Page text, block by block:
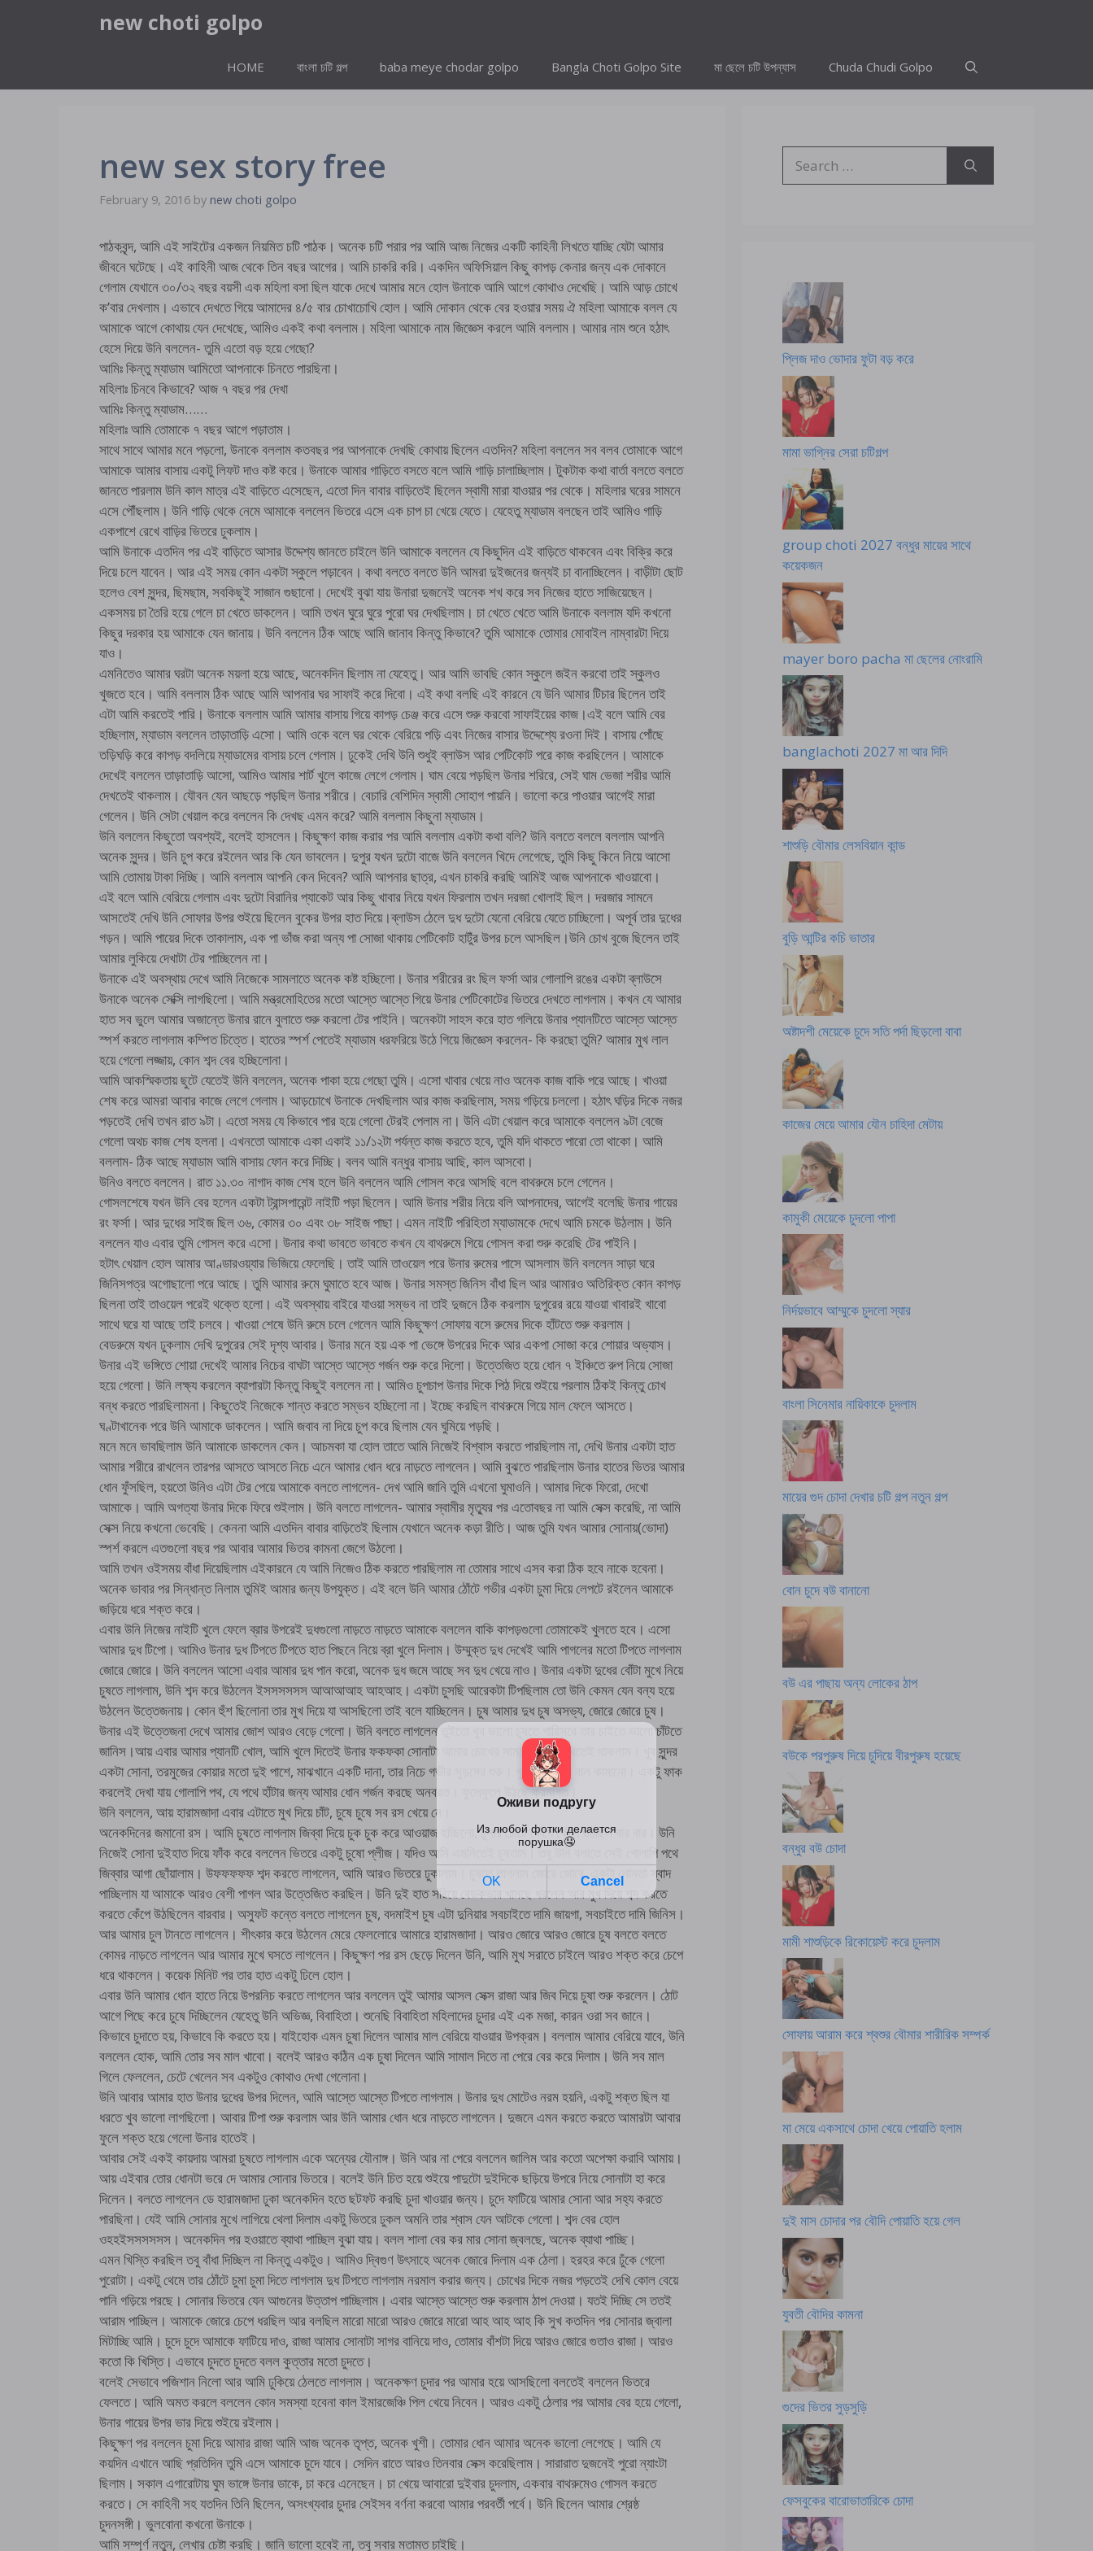
new choti golpo
HOME বাংলা চটি গল্প baba meye chodar golpo Bangla Choti Golpo Site মা ছেলে চটি উপন্যাস Chuda Chudi Golpo
new sex story free
February 9, 2016 by new choti golpo
পাঠকবৃন্দ, আমি এই সাইটের একজন নিয়মিত চটি পাঠক। অনেক চটি পরার পর আমি আজ নিজের একটি কাহিনী লিখতে যাচ্ছি যেটা আমার
জীবনে ঘটেছে। এই কাহিনী আজ থেকে তিন বছর আগের। আমি চাকরি করি। একদিন অফিসিয়াল কিছু কাপড় কেনার জন্য এক দোকানে
গেলাম যেখানে ৩০/৩২ বছর বয়সী এক মহিলা বসা ছিল যাকে দেখে আমার মনে হোল উনাকে আমি আগে কোথাও দেখেছি। আমি আড় চোখে
ক’বার দেখলাম। এভাবে দেখতে গিয়ে আমাদের ৪/৫ বার চোখাচোখি হোল। আমি দোকান থেকে বের হওয়ার সময় ঐ মহিলা আমাকে বলল যে
আমাকে আগে কোথায় যেন দেখেছে, আমিও একই কথা বললাম। মহিলা আমাকে নাম জিজ্ঞেস করলে আমি বললাম। আমার নাম শুনে হঠাৎ
হেসে দিয়ে উনি বললেন- তুমি এতো বড় হয়ে গেছো?
আমিঃ কিন্তু ম্যাডাম আমিতো আপনাকে চিনতে পারছিনা।
মহিলাঃ চিনবে কিভাবে? আজ ৭ বছর পর দেখা
আমিঃ কিন্তু ম্যাডাম……
মহিলাঃ আমি তোমাকে ৭ বছর আগে পড়াতাম।
সাথে সাথে আমার মনে পড়লো, উনাকে বললাম কতবছর পর আপনাকে দেখছি কোথায় ছিলেন এতদিন? মহিলা বললেন সব বলব তোমাকে আগে
আমাকে আমার বাসায় একটু লিফট দাও কষ্ট করে। উনাকে আমার গাড়িতে বসতে বলে আমি গাড়ি চালাচ্ছিলাম। টুকটাক কথা বার্তা বলতে বলতে
জানতে পারলাম উনি কাল মাত্র এই বাড়িতে এসেছেন, এতো দিন বাবার বাড়িতেই ছিলেন স্বামী মারা যাওয়ার পর থেকে। মহিলার ঘরের সামনে
এসে পৌঁছলাম। উনি গাড়ি থেকে নেমে আমাকে বললেন ভিতরে এসে এক চাপ চা খেয়ে যেতে। যেহেতু ম্যাডাম বলছেন তাই আমিও গাড়ি
একপাশে রেখে বাড়ির ভিতরে ঢুকলাম।
আমি উনাকে এতদিন পর এই বাড়িতে আসার উদ্দেশ্য জানতে চাইলে উনি আমাকে বললেন যে কিছুদিন এই বাড়িতে থাকবেন এবং বিক্রি করে
দিয়ে চলে যাবেন। আর এই সময় কোন একটা স্কুলে পড়াবেন। কথা বলতে বলতে উনি আমরা দুইজনের জন্যই চা বানাচ্ছিলেন। বাড়ীটা ছোট
হলেও বেশ সুন্দর, ছিমছাম, সবকিছুই সাজান গুছানো। দেখেই বুঝা যায় উনারা দুজনেই অনেক শখ করে সব নিজের হাতে সাজিয়েছেন।
একসময় চা তৈরি হয়ে গেলে চা খেতে ডাকলেন। আমি তখন ঘুরে ঘুরে পুরো ঘর দেখছিলাম। চা খেতে খেতে আমি উনাকে বললাম যদি কখনো
কিছুর দরকার হয় আমাকে যেন জানায়। উনি বললেন ঠিক আছে আমি জানাব কিন্তু কিভাবে? তুমি আমাকে তোমার মোবাইল নাম্বারটা দিয়ে
যাও।
এমনিতেও আমার ঘরটা অনেক ময়লা হয়ে আছে, অনেকদিন ছিলাম না যেহেতু। আর আমি ভাবছি কোন স্কুলে জইন করবো তাই স্কুলও
খুজতে হবে। আমি বললাম ঠিক আছে আমি আপনার ঘর সাফাই করে দিবো। এই কথা বলছি এই কারনে যে উনি আমার টিচার ছিলেন তাই
এটা আমি করতেই পারি। উনাকে বললাম আমি আমার বাসায় গিয়ে কাপড় চেঞ্জ করে এসে শুরু করবো সাফাইয়ের কাজ।এই বলে আমি বের
হচ্ছিলাম, ম্যাডাম বললেন তাড়াতাড়ি এসো। আমি ওকে বলে ঘর থেকে বেরিয়ে পড়ি এবং নিজের বাসার উদ্দেশ্যে রওনা দিই। বাসায় পোঁছে
তড়িঘড়ি করে কাপড় বদলিয়ে ম্যাডামের বাসায় চলে গেলাম। ঢুকেই দেখি উনি শুধুই ব্লাউস আর পেটিকোট পরে কাজ করছিলেন। আমাকে
দেখেই বললেন তাড়াতাড়ি আসো, আমিও আমার শার্ট খুলে কাজে লেগে গেলাম। ঘাম বেয়ে পড়ছিল উনার শরিরে, সেই ঘাম ভেজা শরীর আমি
দেখতেই থাকলাম। যৌবন যেন আছড়ে পড়ছিল উনার শরীরে। বেচারি বেশিদিন স্বামী সোহাগ পায়নি। ভালো করে পাওয়ার আগেই মারা
গেলেন। উনি সেটা খেয়াল করে বললেন কি দেখছ এমন করে? আমি বললাম কিছুনা ম্যাডাম।
উনি বললেন কিছুতো অবশ্যই, বলেই হাসলেন। কিছুক্ষণ কাজ করার পর আমি বললাম একটা কথা বলি? উনি বলতে বললে বললাম আপনি
অনেক সুন্দর। উনি চুপ করে রইলেন আর কি যেন ভাবলেন। দুপুর যখন দুটো বাজে উনি বললেন খিদে লেগেছে, তুমি কিছু কিনে নিয়ে আসো
আমি তোমায় টাকা দিচ্ছি। আমি বললাম আপনি কেন দিবেন? আমি আপনার ছাত্র, এখন চাকরি করছি আমিই আজ আপনাকে খাওয়াবো।
এই বলে আমি বেরিয়ে গেলাম এবং দুটো বিরানির প্যাকেট আর কিছু খাবার নিয়ে যখন ফিরলাম তখন দরজা খোলাই ছিল। দরজার সামনে
আসতেই দেখি উনি সোফার উপর শুইয়ে ছিলেন বুকের উপর হাত দিয়ে।ব্লাউস ঠেলে দুধ দুটো যেনো বেরিয়ে যেতে চাচ্ছিলো। অপূর্ব তার দুধের
গড়ন। আমি পায়ের দিকে তাকালাম, এক পা ভাঁজ করা অন্য পা সোজা থাকায় পেটিকোট হাটুঁর উপর চলে আসছিল।উনি চোখ বুজে ছিলেন তাই
আমার লুকিয়ে দেখাটা টের পাচ্ছিলেন না।
উনাকে এই অবস্থায় দেখে আমি নিজেকে সামলাতে অনেক কষ্ট হচ্ছিলো। উনার শরীরের রং ছিল ফর্সা আর গোলাপি রঙের একটা ব্লাউসে
উনাকে অনেক সেক্সি লাগছিলো। আমি মন্ত্রমোহিতের মতো আস্তে আস্তে গিয়ে উনার পেটিকোটের ভিতরে দেখতে লাগলাম। কখন যে আমার
হাত সব ভুলে আমার অজান্তে উনার রানে বুলাতে শুরু করলো টের পাইনি। অনেকটা সাহস করে হাত গলিয়ে উনার প্যানটিতে আস্তে আস্তে
স্পর্শ করতে লাগলাম কম্পিত চিত্তে। হাতের স্পর্শ পেতেই ম্যাডাম ধরফরিয়ে উঠে গিয়ে জিজ্ঞেস করলেন- কি করছো তুমি? আমার মুখ লাল
হয়ে গেলো লজ্জায়, কোন শব্দ বের হচ্ছিলোনা।
আমি আকস্মিকতায় ছুটে যেতেই উনি বললেন, অনেক পাকা হয়ে গেছো তুমি। এসো খাবার খেয়ে নাও অনেক কাজ বাকি পরে আছে। খাওয়া
শেষ করে আমরা আবার কাজে লেগে গেলাম। আড়চোখে উনাকে দেখছিলাম আর কাজ করছিলাম, সময় গড়িয়ে চললো। হঠাৎ ঘড়ির দিকে নজর
পড়তেই দেখি তখন রাত ৯টা। এতো সময় যে কিভাবে পার হয়ে গেলো টেরই পেলাম না। উনি এটা খেয়াল করে আমাকে বললেন ৯টা বেজে
গেলো অথচ কাজ শেষ হলনা। এখনতো আমাকে একা একাই ১১/১২টা পর্যন্ত কাজ করতে হবে, তুমি যদি থাকতে পারো তো থাকো। আমি
বললাম- ঠিক আছে ম্যাডাম আমি বাসায় ফোন করে দিচ্ছি। বলব আমি বন্ধুর বাসায় আছি, কাল আসবো।
উনিও বলতে বললেন। রাত ১১.৩০ নাগাদ কাজ শেষ হলে উনি বললেন আমি গোসল করে আসছি বলে বাথরুমে চলে গেলেন।
গোসলশেষে যখন উনি বের হলেন একটা ট্রান্সপারেন্ট নাইটি পড়া ছিলেন। আমি উনার শরীর নিয়ে বলি আপনাদের, আগেই বলেছি উনার গায়ের
রং ফর্সা। আর দুধের সাইজ ছিল ৩৬, কোমর ৩০ এবং ৩৮ সাইজ পাছা। এমন নাইটি পরিহিতা ম্যাডামকে দেখে আমি চমকে উঠলাম। উনি
বললেন যাও এবার তুমি গোসল করে এসো। উনার কথা ভাবতে ভাবতে কখন যে বাথরুমে গিয়ে গোসল করা শুরু করেছি টের পাইনি।
হটাৎ খেয়াল হোল আমার আণ্ডারওয়্যার ভিজিয়ে ফেলেছি। তাই আমি তাওয়েল পরে উনার রুমের পাসে আসলাম উনি বললেন সাড়া ঘরে
জিনিসপত্র অগোছালো পরে আছে। তুমি আমার রুমে ঘুমাতে হবে আজ। উনার সমস্ত জিনিস বাঁধা ছিল আর আমারও অতিরিক্ত কোন কাপড়
ছিলনা তাই তাওয়েল পরেই থক্তে হলো। এই অবস্থায় বাইরে যাওয়া সম্ভব না তাই দুজনে ঠিক করলাম দুপুরের রয়ে যাওয়া খাবারই খাবো
সাথে ঘরে যা আছে তাই চলবে। খাওয়া শেষে উনি রুমে চলে গেলেন আমি কিছুক্ষণ সোফায় বসে রুমের দিকে হাঁটতে শুরু করলাম।
বেডরুমে যখন ঢুকলাম দেখি দুপুরের সেই দৃশ্য আবার। উনার মনে হয় এক পা ভেঙ্গে উপরের দিকে আর একপা সোজা করে শোয়ার অভ্যাস।
উনার এই ভঙ্গিতে শোয়া দেখেই আমার নিচের বাঘটা আস্তে আস্তে গর্জন শুরু করে দিলো। উত্তেজিত হয়ে ধোন ৭ ইঞ্চিতে রুপ নিয়ে সোজা
হয়ে গেলো। উনি লক্ষ্য করলেন ব্যাপারটা কিন্তু কিছুই বললেন না। আমিও চুপচাপ উনার দিকে পিঠ দিয়ে শুইয়ে পরলাম ঠিকই কিন্তু চোখ
বন্ধ করতে পারছিলামনা। কিছুতেই নিজেকে শান্ত করতে সম্ভব হচ্ছিলো না। ইচ্ছে করছিল বাথরুমে গিয়ে মাল ফেলে আসতে।
ঘণ্টাখানেক পরে উনি আমাকে ডাকলেন। আমি জবাব না দিয়ে চুপ করে ছিলাম যেন ঘুমিয়ে পড়ছি।
মনে মনে ভাবছিলাম উনি আমাকে ডাকলেন কেন। আচমকা যা হোল তাতে আমি নিজেই বিশ্বাস করতে পারছিলাম না, দেখি উনার একটা হাত
আমার শরীরে রাখলেন তারপর আসতে আসতে নিচে এনে আমার ধোন ধরে নাড়তে লাগলেন। আমি বুঝতে পারছিলাম উনার হাতের ভিতর আমার
ধোন ফুঁসছিল, হয়তো উনিও এটা টের পেয়ে আমাকে বলতে লাগলেন- দেখ আমি জানি তুমি এখনো ঘুমাওনি। আমার দিকে ফিরো, দেখো
আমাকে। আমি অগত্যা উনার দিকে ফিরে শুইলাম। উনি বলতে লাগলেন- আমার স্বামীর মৃত্যুর পর এতোবছর না আমি সেক্স করেছি, না আমি
সেক্স নিয়ে কখনো ভেবেছি। কেননা আমি এতদিন বাবার বাড়িতেই ছিলাম যেখানে অনেক কড়া রীতি। আজ তুমি যখন আমার সোনায়(ভোদা)
স্পর্শ করলে এতগুলো বছর পর আবার আমার ভিতর কামনা জেগে উঠলো।
আমি তখন ওইসময় বাঁধা দিয়েছিলাম এইকারনে যে আমি নিজেও ঠিক করতে পারছিলাম না তোমার সাথে এসব করা ঠিক হবে নাকে হবেনা।
অনেক ভাবার পর সিন্ধান্ত নিলাম তুমিই আমার জন্য উপযুক্ত। এই বলে উনি আমার ঠোঁটে গভীর একটা চুমা দিয়ে লেপটে রইলেন আমাকে
জড়িয়ে ধরে শক্ত করে।
এবার উনি নিজের নাইটি খুলে ফেলে ব্রার উপরেই দুধগুলো নাড়তে নাড়তে আমাকে বললেন বাকি কাপড়গুলো তোমাকেই খুলতে হবে। এসো
আমার দুধ টিপো। আমিও উনার দুধ টিপতে টিপতে হাত পিছনে নিয়ে ব্রা খুলে দিলাম। উম্মুক্ত দুধ দেখেই আমি পাগলের মতো টিপতে লাগলাম
জোরে জোরে। উনি বললেন আসো এবার আমার দুধ পান করো, অনেক দুধ জমে আছে সব দুধ খেয়ে নাও। উনার একটা দুধের বোঁটা মুখে নিয়ে
চুষতে লাগলাম, উনি শব্দ করে উঠলেন ইসসসসসস আআআআহ আহআহ। একটা চুসছি আরেকটা টিপছিলাম তো উনি কেমন যেন বন্য হয়ে
উঠলেন উত্তেজনায়। কোন হুঁশ ছিলোনা তার মুখ দিয়ে যা আসছিলো তাই বলে যাচ্ছিলেন। চুষ আমার দুধ চুষ অসভ্য, জোরে জোরে চুষ।
উনার এই উত্তেজনা দেখে আমার জোশ আরও বেড়ে গেলো। উনি বলতে লাগলেন তুইতো খুব ভালো চুষতে পারিসরে তার চাইতে ভালো চাঁটতে
জানিস।আয় এবার আমার প্যানটি খোল, আমি খুলে দিতেই উনার ফকফকা সোনাটা আমার চোখের সামনে, আমি দেখতেই থাকলাম। খুব সুন্দর
একটা সোনা, তরমুজের কোয়ার মতো দুই পাশে, মাঝখানে একটি দানা, তার নিচে গভীর সুড়ঙ্গের শুরু। খুব যত্ন করে বাল কামানো। একটু ফাক
করলেই দেখা যায় গোলাপি পথ, যে পথে হাঁটার জন্য আমার ধোন গর্জন করছে অনবরত। ফুলেফুলে উঠছে ক্রমাগত।
উনি বললেন, আয় হারামজাদা এবার এটাতে মুখ দিয়ে চাঁট, চুষে চুষে সব রস খেয়ে নে।
অনেকদিনের জমানো রস। আমি চুষতে লাগলাম জিব্বা দিয়ে চুক চুক করে আওয়াজ হচ্ছিলো, চুসার চোটে কেঁপে কেঁপে উঠছিল বার বার। উনি
নিজেই সোনা দুইহাত দিয়ে ফাঁক করে বললেন ভিতরে একটু চুষো প্লীজ। যদিও আমি এমনিতেই চুষতাম। তবু উনি বলাতে সেই গোলাপি পথে
জিব্বার আগা ছোঁয়ালাম। উফফফফফ শব্দ করতে লাগলেন, আমি আরও ভিতরে ঢুকালাম। চুষতে লাগলাম জোরে জোরে, একটা নোনতা স্বাদ
পাচ্ছিলাম যা আমাকে আরও বেশী পাগল আর উত্তেজিত করছিল। উনি দুই হাত সরিয়ে বেডকভার খামছে ধরলেন আর মুখ দিয়ে শব্দ করতে
করতে কেঁপে উঠছিলেন বারবার। অস্ফুট কন্তে বলতে লাগলেন চুষ, বদমাইশ চুষ এটা দুনিয়ার সবচাইতে দামি জায়গা, সবচাইতে দামি জিনিস।
আর আমার চুল টানতে লাগলেন। শীৎকার করে উঠলেন মেরে ফেললোরে আমারে হারামজাদা। আরও জোরে আরও জোরে চুষ বলতে বলতে
কোমর নাড়তে লাগলেন আর আমার মুখে ঘসতে লাগলেন। কিছুক্ষণ পর রস ছেড়ে দিলেন উনি, আমি মুখ সরাতে চাইলে আরও শক্ত করে চেপে
ধরে থাকলেন। কয়েক মিনিট পর তার হাত একটু ঢিলে হোল।
এবার উনি আমার ধোন হাতে নিয়ে উপরনিচ করতে লাগলেন আর বললেন তুই আমার আসল সেক্স রাজা আর জিব দিয়ে চুষা শুরু করলেন। ঠোট
আগে পিছে করে চুষে দিচ্ছিলেন যেহেতু উনি অভিজ্ঞ, বিবাহিতা। শুনেছি বিবাহিতা মহিলাদের চুদার এই এক মজা, কারন ওরা সব জানে।
কিভাবে চুদাতে হয়, কিভাবে কি করতে হয়। যাইহোক এমন চুষা দিলেন আমার মাল বেরিয়ে যাওয়ার উপক্রম। বললাম আমার বেরিয়ে যাবে, উনি
বললেন হোক, আমি তোর সব মাল খাবো। বলেই আরও কঠিন এক চুষা দিলেন আমি সামাল দিতে না পেরে বের করে দিলাম। উনি সব মাল
গিলে ফেললেন, চেটে খেলেন সব একটুও কোথাও দেখা গেলোনা।
উনি আবার আমার হাত উনার দুধের উপর দিলেন, আমি আস্তে আস্তে টিপতে লাগলাম। উনার দুধ মোটেও নরম হয়নি, একটু শক্ত ছিল যা
ধরতে খুব ভালো লাগছিলো। আবার টিপা শুরু করলাম আর উনি আমার ধোন ধরে নাড়তে লাগলেন। দুজনে এমন করতে করতে আমারটা আবার
ফুলে শক্ত হয়ে গেলো উনার হাতেই।
আবার সেই একই কায়দায় আমরা চুষতে লাগলাম একে অন্যের যৌনাঙ্গ। উনি আর না পেরে বললেন জালিম আর কতো অপেক্ষা করাবি আমায়।
আয় এইবার তোর ধোনটা ভরে দে আমার সোনার ভিতরে। বলেই উনি চিত হয়ে শুইয়ে পাদুটো দুইদিকে ছড়িয়ে উপরে নিয়ে সোনাটা হা করে
দিলেন। বলতে লাগলেন ডে হারামজাদা ঢুকা অনেকদিন হতে ছটফট করছি চুদা খাওয়ার জন্য। চুদে ফাটিয়ে আমার সোনা আর সহ্য করতে
পারছিনা। যেই আমি সোনার মুখে লাগিয়ে থেলা দিলাম একটু ভিতরে ঢুকল অমনি তার শ্বাস যেন আটকে গেলো। শব্দ বের হোল
ওহহইসসসসসস। অনেকদিন পর হওয়াতে ব্যাথা পাচ্ছিল বুঝা যায়। বলল শালা বের কর মার সোনা জ্বলছে, অনেক ব্যাথা পাচ্ছি।
এমন খিস্তি করছিল তবু বাঁধা দিচ্ছিল না কিন্তু একটুও। আমিও দ্বিগুণ উৎসাহে অনেক জোরে দিলাম এক ঠেলা। হরহর করে ঢুঁকে গেলো
পুরোটা। একটু থেমে তার ঠোঁটে চুমা চুমা দিতে লাগলাম দুধ টিপতে লাগলাম নরমাল করার জন্য। চোখের দিকে নজর পড়তেই দেখি কোল বেয়ে
পানি গড়িয়ে পরছে। সোনার ভিতরে যেন আগুনের উত্তাপ পাচ্ছিলাম। এবার আস্তে আস্তে শুরু করলাম ঠাপ দেওয়া। যতই দিচ্ছি সে ততই
আরাম পাচ্ছিল। আমাকে জোরে চেপে ধরছিল আর বলছিল মারো মারো আরও জোরে মারো আহ আহ আহ কি সুখ কতদিন পর সোনার জ্বালা
মিটাচ্ছি আমি। চুদে চুদে আমাকে ফাটিয়ে দাও, রাজা আমার সোনাটা সাগর বানিয়ে দাও, তোমার বাঁশটা দিয়ে আরও জোরে গুতাও রাজা। আরও
কতো কি খিস্তি। এভাবে চুদতে চুদতে বলল কুত্তার মতো চুদতে।
বলেই সেভাবে পজিশান নিলো আর আমি ঢুকিয়ে ঠেলতে লাগলাম। অনেকক্ষণ চুদার পর আমার হয়ে আসছিলো বলতেই বললেন ভিতরে
ফেলতে। আমি অমত করলে বললেন কোন সমস্যা হবেনা কাল ইমারজেঞ্চি পিল খেয়ে নিবেন। আরও একটু ঠেলার পর আমার বের হয়ে গেলো,
উনার গায়ের উপর ভার দিয়ে শুইয়ে রইলাম।
কিছুক্ষণ পর বললেন চুমা দিয়ে আমার রাজা আমি আজ অনেক তৃপ্ত, অনেক খুশী। তোমার ধোন আমার অনেক ভালো লেগেছে। আমি যে
কয়দিন এখানে আছি প্রতিদিন তুমি এসে আমাকে চুদে যাবে। সেদিন রাতে আরও তিনবার সেক্স করেছিলাম। সারারাত দুজনেই পুরো ন্যাংটা
ছিলাম। সকাল এগারোটায় ঘুম ভাঙ্গে উনার ডাকে, চা করে এনেছেন। চা খেয়ে আবারো দুইবার চুদলাম, একবার বাথরুমেও গোসল করতে
করতে। সে কাহিনী সহ যতদিন তিনি ছিলেন, অসংখ্যবার চুদার সেইসব বর্ণনা করবো আমার পরবর্তী পর্বে। উনি ছিলেন আমার শ্রেষ্ঠ
চুদনসঙ্গী। ভুলবোনা কখনো উনাকে।
আমি সম্পূর্ণ নতুন, লেখার চেষ্টা করছি। জানি ভালো হবেই না, তবু সবার মতামত চাইছি।
for:
প্লিজ দাও ভোদার ফুটা বড় করে
মামা ভাগ্নির সেরা চটিগল্প
group choti 2027 বন্ধুর মায়ের সাথে
কয়েকজন
mayer boro pacha মা ছেলের নোংরামি
banglachoti 2027 মা আর দিদি
শাশুড়ি বৌমার লেসবিয়ান কান্ড
বুড়ি আন্টির কচি ভাতার
অষ্টাদশী মেয়েকে চুদে সতি পর্দা ছিড়লো বাবা
কাজের মেয়ে আমার যৌন চাহিদা মেটায়
কামুকী মেয়েকে চুদলো পাপা
নির্দয়ভাবে আম্মুকে চুদলো স্যার
বাংলা সিনেমার নায়িকাকে চুদলাম
মায়ের গুদ চোদা দেখার চটি গল্প নতুন গল্প
বোন চুদে বউ বানানো
বউ এর পাছায় অন্য লোকের ঠাপ
বউকে পরপুরুষ দিয়ে চুদিয়ে বীরপুরুষ হয়েছে
বন্ধুর বউ চোদা
মামী শাশুড়িকে রিকোয়েস্ট করে চুদলাম
সোফায় আরাম করে শ্বশুর বৌমার শারীরিক সম্পর্ক
মা মেয়ে একসাথে চোদা খেয়ে পোয়াতি হলাম
দুই মাস চোদার পর বৌদি পোয়াতি হয়ে গেল
যুবতী বৌদির কামনা
গুদের ভিতর সুড়সুড়ি
ফেসবুকের বারোভাতারিকে চোদা